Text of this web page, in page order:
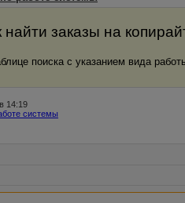
заказы на
поиска с указанием вида
14:19
системы